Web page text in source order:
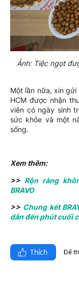
Ảnh: Tiệc ngọt
Một lần nữa, xin gửi
HCM được nhận
viên có ngày sinh
sức khỏe và một
sống.
Xem thêm:
>> Rộn ràng
BRAVO
>> Chung kết
dẫn đến phút cuối
Thích Để